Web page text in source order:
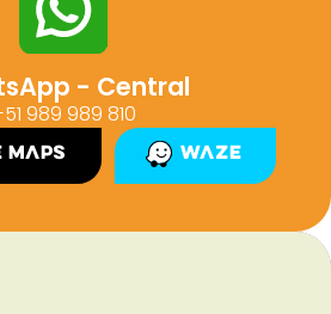
- Central
989 989 810
Waze